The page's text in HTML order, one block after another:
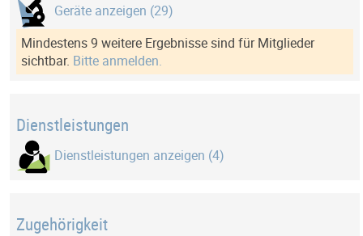
Geräte anzeigen (29)
Mindestens 9 weitere Ergebnisse sind für Mitglieder
sichtbar. Bitte anmelden.
Dienstleistungen
Dienstleistungen anzeigen (4)
Zugehörigkeit